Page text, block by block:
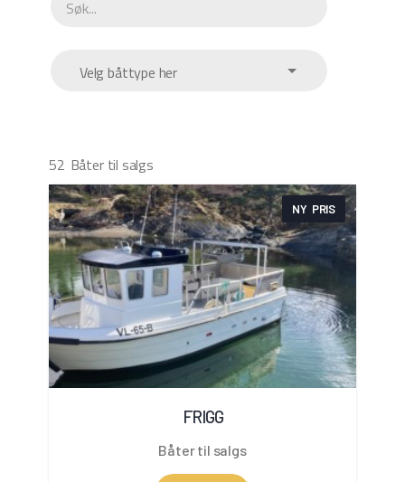
Velg båttype her
52 Båter til salgs
NY PRIS
FRIGG
Båter til salgs